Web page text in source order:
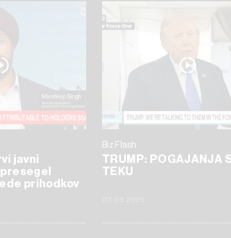
javni
prihodkov
Biz Flash
TRUMP: POGAJANJA
TEKU